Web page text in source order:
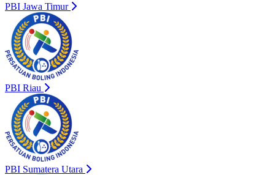
PBI Jawa Timur
PBI Riau
PBI Sumatera Utara